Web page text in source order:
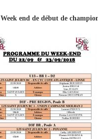
Week end de début de